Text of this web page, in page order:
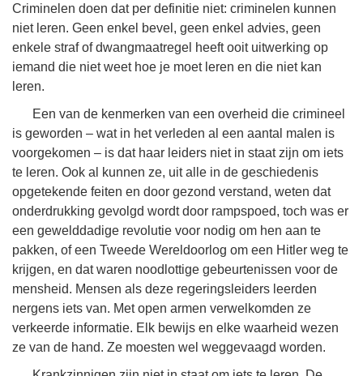
Criminelen doen dat per definitie niet: criminelen kunnen
niet leren. Geen enkel bevel, geen enkel advies, geen
enkele straf of dwangmaatregel heeft ooit uitwerking op
iemand die niet weet hoe je moet leren en die niet kan
leren.
Een van de kenmerken van een overheid die crimineel
is geworden – wat in het verleden al een aantal malen is
voorgekomen – is dat haar leiders niet in staat zijn om iets
te leren. Ook al kunnen ze, uit alle in de geschiedenis
opgetekende feiten en door gezond verstand, weten dat
onderdrukking gevolgd wordt door rampspoed, toch was er
een gewelddadige revolutie voor nodig om hen aan te
pakken, of een Tweede Wereldoorlog om een Hitler weg te
krijgen, en dat waren noodlottige gebeurtenissen voor de
mensheid. Mensen als deze regeringsleiders leerden
nergens iets van. Met open armen verwelkomden ze
verkeerde informatie. Elk bewijs en elke waarheid wezen
ze van de hand. Ze moesten wel weggevaagd worden.